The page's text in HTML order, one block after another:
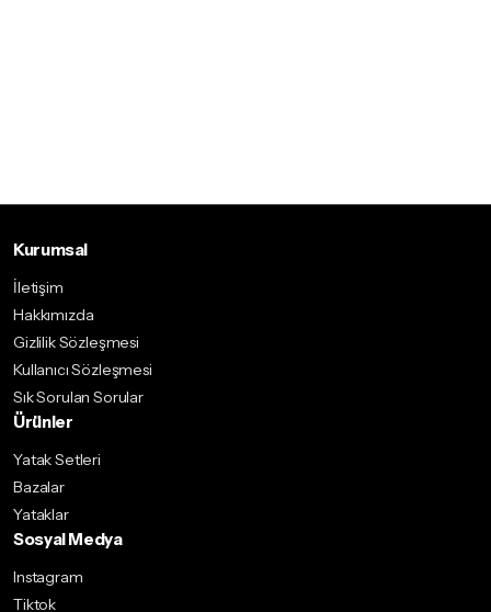
Kurumsal
İletişim
Hakkımızda
Gizlilik Sözleşmesi
Kullanıcı Sözleşmesi
Sık Sorulan Sorular
Ürünler
Yatak Setleri
Bazalar
Yataklar
Sosyal Medya
Instagram
Tiktok